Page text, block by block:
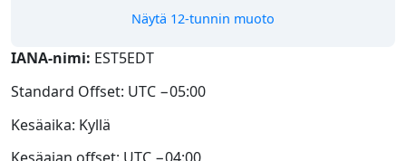
Näytä 12-tunnin muoto
IANA-nimi: EST5EDT
Standard Offset: UTC −05:00
Kesäaika: Kyllä